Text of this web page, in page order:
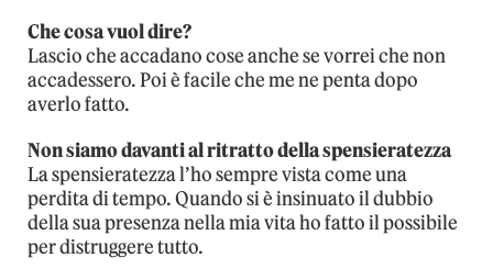
Che cosa vuol dire?
Lascio che accadano cose anche se vorrei che non
accadessero. Poi è facile che me ne penta dopo
averlo fatto.
Non siamo davanti al ritratto della spensieratezza
La spensieratezza l’ho sempre vista come una
perdita di tempo. Quando si è insinuato il dubbio
della sua presenza nella mia vita ho fatto il possibile
per distruggere tutto.